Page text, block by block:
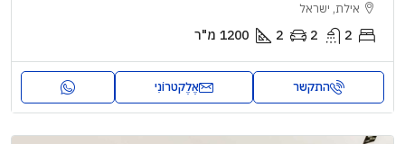
אילת, ישראל
2
2
2
1200 מ"ר
התקשר אֶלֶקטרוֹנִי